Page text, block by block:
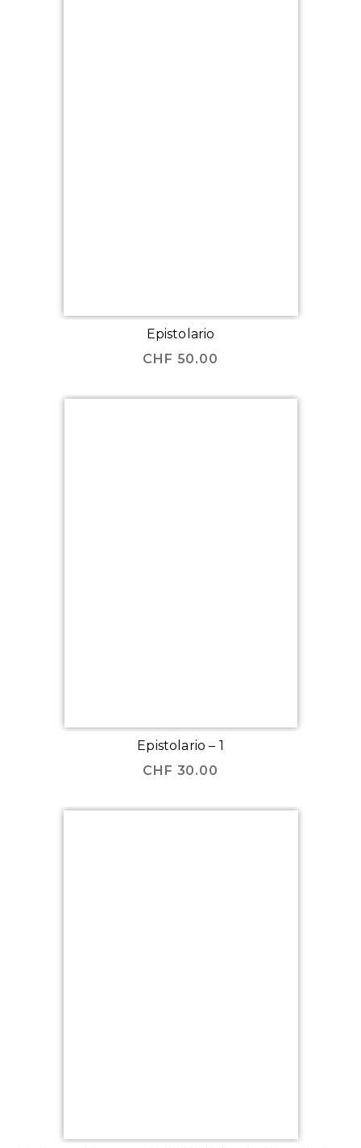
Epistolario
CHF 50.00
Epistolario – 1
CHF 30.00